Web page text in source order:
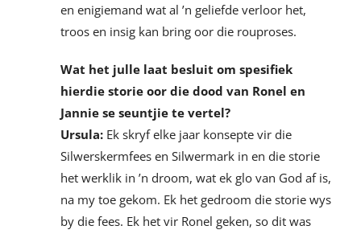
en enigiemand wat al ’n geliefde verloor het,
troos en insig kan bring oor die rouproses.
Wat het julle laat besluit om spesifiek
hierdie storie oor die dood van Ronel en
Jannie se seuntjie te vertel?
Ursula:Ek skryf elke jaar konsepte vir die
Silwerskermfees en Silwermark in en die storie
het werklik in ’n droom, wat ek glo van God af is,
na my toe gekom. Ek het gedroom die storie wys
by die fees. Ek het vir Ronel geken, so dit was